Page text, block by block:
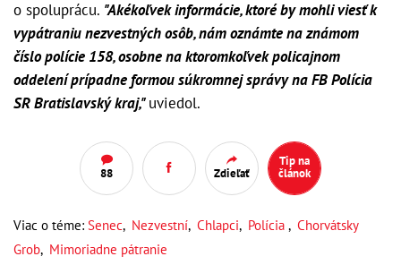
o spoluprácu. "Akékoľvek informácie, ktoré by mohli viesť k
vypátraniu nezvestných osôb, nám oznámte na známom
číslo polície 158, osobne na ktoromkoľvek policajnom
oddelení prípadne formou súkromnej správy na FB Polícia
SR Bratislavský kraj,"uviedol.
88 Zdieľať
Tip na
článok
Viac o téme: Senec, Nezvestní, Chlapci, Polícia , Chorvátsky
Grob, Mimoriadne pátranie